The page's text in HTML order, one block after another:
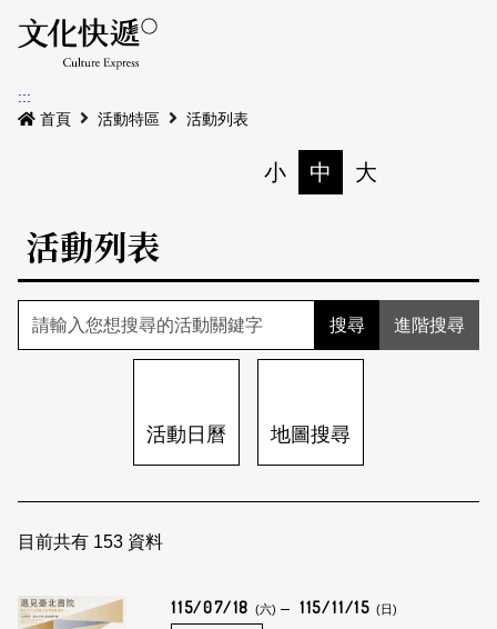
最新公告
本期專題
歷史專題
活動特區
活動列表
關於我們
訂閱文化快遞
聯絡我們
:::
首頁
活動特區 活動列表
小 中 大
活動列表
進階搜尋
活動日曆 地圖搜尋
目前共有 153 資料
115/07/18 (六) 115/11/15 (日)